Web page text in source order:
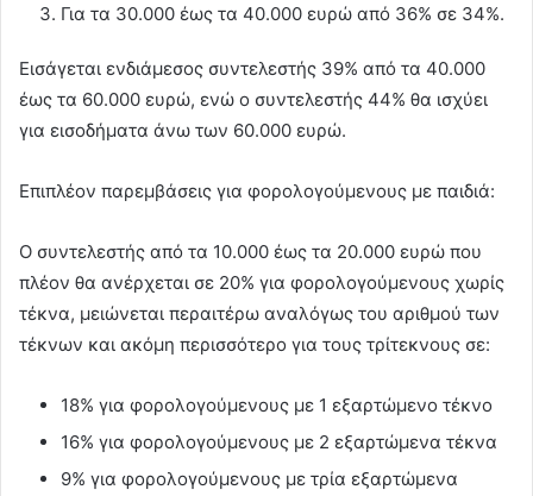
Για τα 30.000 έως τα 40.000 ευρώ από 36% σε 34%.
Εισάγεται ενδιάμεσος συντελεστής 39% από τα 40.000
έως τα 60.000 ευρώ, ενώ ο συντελεστής 44% θα ισχύει
για εισοδήματα άνω των 60.000 ευρώ.
Επιπλέον παρεμβάσεις για φορολογούμενους με παιδιά:
Ο συντελεστής από τα 10.000 έως τα 20.000 ευρώ που
πλέον θα ανέρχεται σε 20% για φορολογούμενους χωρίς
τέκνα, μειώνεται περαιτέρω αναλόγως του αριθμού των
τέκνων και ακόμη περισσότερο για τους τρίτεκνους σε:
18% για φορολογούμενους με 1 εξαρτώμενο τέκνο
16% για φορολογούμενους με 2 εξαρτώμενα τέκνα
9% για φορολογούμενους με τρία εξαρτώμενα